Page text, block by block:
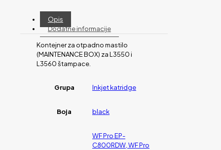
Opis
Dodatne informacije
Kontejner za otpadno mastilo
(MAINTENANCE BOX) za L3550 i
L3560 štampace.
Grupa Inkjet katridge
Boja black
WF Pro EP-
C800RDW, WF Pro